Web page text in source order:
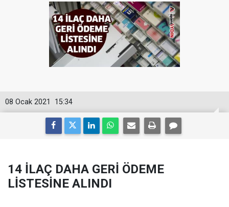
15:34
08 Ocak 2021
14 İLAÇ DAHA GERİ ÖDEME
LİSTESİNE ALINDI